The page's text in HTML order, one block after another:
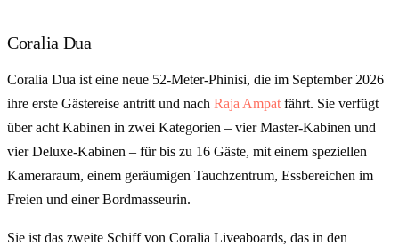
Coralia Dua
Coralia Dua ist eine neue 52-Meter-Phinisi, die im September 2026
ihre erste Gästereise antritt und nach Raja Ampat fährt. Sie verfügt
über acht Kabinen in zwei Kategorien – vier Master-Kabinen und
vier Deluxe-Kabinen – für bis zu 16 Gäste, mit einem speziellen
Kameraraum, einem geräumigen Tauchzentrum, Essbereichen im
Freien und einer Bordmasseurin.
Sie ist das zweite Schiff von Coralia Liveaboards, das in den